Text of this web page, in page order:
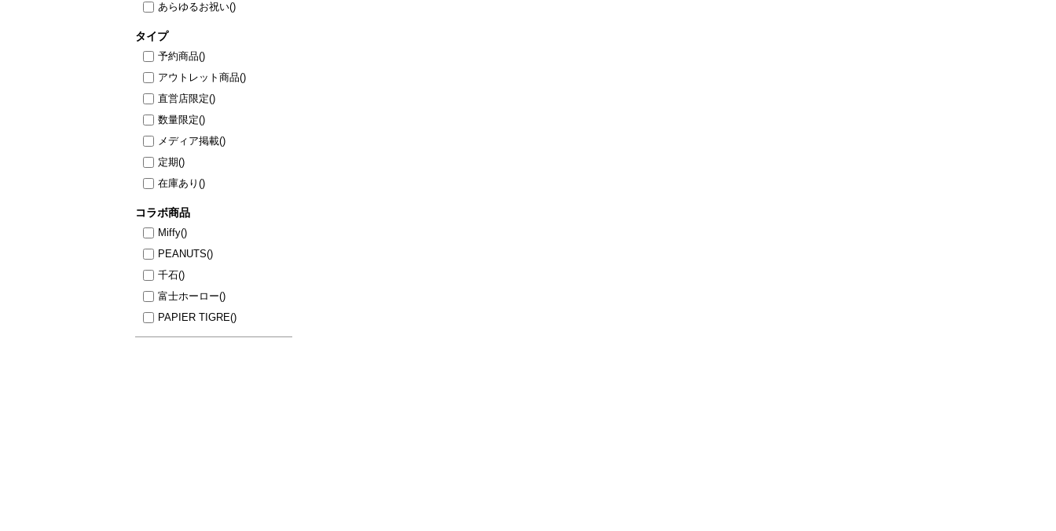
あらゆるお祝い()
タイプ
予約商品()
アウトレット商品()
直営店限定()
数量限定()
メディア掲載()
定期()
在庫あり ()
コラボ商品
Miffy()
PEANUTS()
千石()
富士ホーロー()
PAPIER TIGRE()